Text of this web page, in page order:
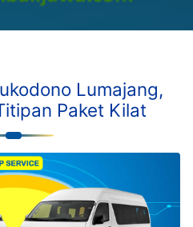
Lumajang,
Paket Kilat